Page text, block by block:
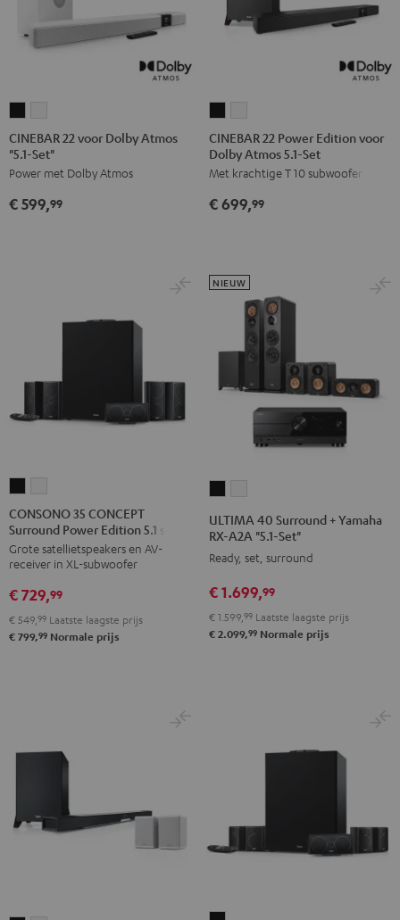
22
voor
Dolby
Atmos
22
voor
Dolby
Atmos
CINEBAR 22 voor Dolby Atmos
"5.1-Set"
Power met Dolby Atmos
€ 599,99
22
Power
Edition
voor
Set
Zwart
22
Power
Edition
voor
Wit
CINEBAR 22 Power Edition voor
Dolby Atmos 5.1-Set
Met krachtige T 10 subwoofer
€ 699,99
35
CONCEPT
Surround
Power
Edition
5.1
set
35
CONCEPT
Surround
Power
Edition
5.1
set
CONSONO 35 CONCEPT
Surround Power Edition 5.1 set
Grote satellietspeakers en AV-
receiver in XL-subwoofer
€ 729,99
€ 549, 99 Laatste laagste prijs
€ 799,99 Normale prijs
Surround
+
RX-
A2A
"5.1-
Surround
+
RX-
A2A
"5.1-
ULTIMA 40 Surround + Yamaha
RX-A2A "5.1-Set"
Ready, set, surround
NIEUW
€ 1.699,99
€ 1.599, 99 Laatste laagste prijs
€ 2.099,99 Normale prijs